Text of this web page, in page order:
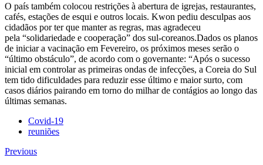
O país também colocou restrições à abertura de igrejas, restaurantes,
cafés, estações de esqui e outros locais. Kwon pediu desculpas aos
cidadãos por ter que manter as regras, mas agradeceu
pela “solidariedade e cooperação” dos sul-coreanos.Dados os planos
de iniciar a vacinação em Fevereiro, os próximos meses serão o
“último obstáculo”, de acordo com o governante: “Após o sucesso
inicial em controlar as primeiras ondas de infecções, a Coreia do Sul
tem tido dificuldades para reduzir esse último e maior surto, com
casos diários pairando em torno do milhar de contágios ao longo das
últimas semanas.
Covid-19
reuniões
Previous